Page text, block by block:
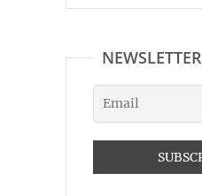
NEWSLETTER